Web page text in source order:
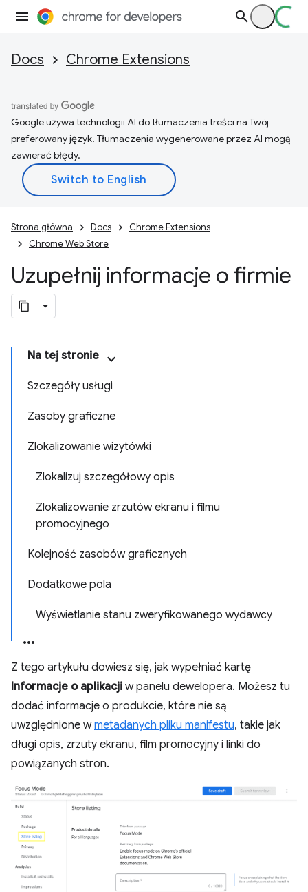
Docs Chrome Extensions
Google używa technologii AI do tłumaczenia treści na Twój
preferowany język. Tłumaczenia wygenerowane przez AI mogą
zawierać błędy.
Strona główna Docs
Chrome Extensions
Chrome Web Store
Uzupełnij informacje o firmie
Na tej stronie
Szczegóły usługi
Zasoby graficzne
Zlokalizowanie wizytówki
Zlokalizuj szczegółowy opis
Zlokalizowanie zrzutów ekranu i filmu
promocyjnego
Kolejność zasobów graficznych
Dodatkowe pola
Wyświetlanie stanu zweryfikowanego wydawcy
Z tego artykułu dowiesz się, jak wypełniać kartę
Informacje o aplikacji w panelu dewelopera. Możesz tu
dodać informacje o produkcie, które nie są
uwzględnione wmetadanych pliku manifestu, takie jak
długi opis, zrzuty ekranu, film promocyjny i linki do
powiązanych stron.